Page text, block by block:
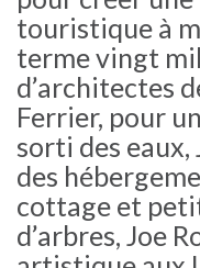
touristique à
terme vingt
d’architectes
Ferrier, pour
sorti des eaux,
des
cottage et
d’arbres, Joe